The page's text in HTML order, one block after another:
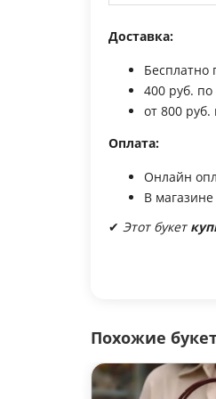
Доставка:
Бесплатно
400 руб. по
от 800
Оплата:
Онлайн
В
✔ Этот букет
Похожие